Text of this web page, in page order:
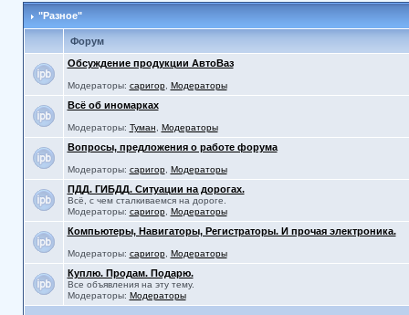
"Разное"
Форум
Обсуждение продукции АвтоВаз
Модераторы: саригор, Модераторы
Всё об иномарках
Модераторы: Туман Модераторы
Вопросы, предложения о работе форума
Модераторы: саригор, Модераторы
ПДД. ГИБДД. Ситуации на дорогах.
Всё, с чем сталкиваемся на дороге.
Модераторы: саригор, Модераторы
Компьютеры, Навигаторы, Регистраторы. И прочая электроника.
Модераторы: саригор, Модераторы
Куплю. Продам. Подарю.
Все объявления на эту тему.
Модераторы: Модераторы